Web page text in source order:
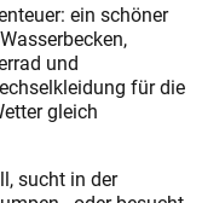
ein schöner
und
für die
gleich
sucht in der